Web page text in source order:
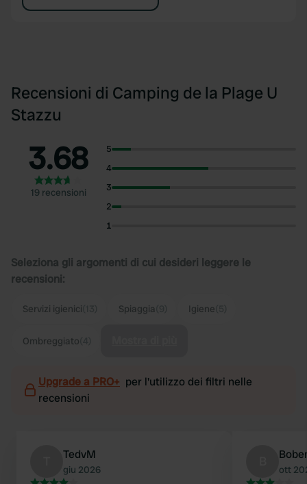
Recensioni di Camping de la Plage U
Stazzu
3.68
19 recensioni
5
4
3
2
1
Seleziona gli argomenti di cui desideri leggere le
recensioni:
Servizi igienici Spiaggia Igiene
Ombreggiato
Upgrade a PRO+ per l'utilizzo dei filtri nelle
recensioni
TedvM
giu 2026 ott